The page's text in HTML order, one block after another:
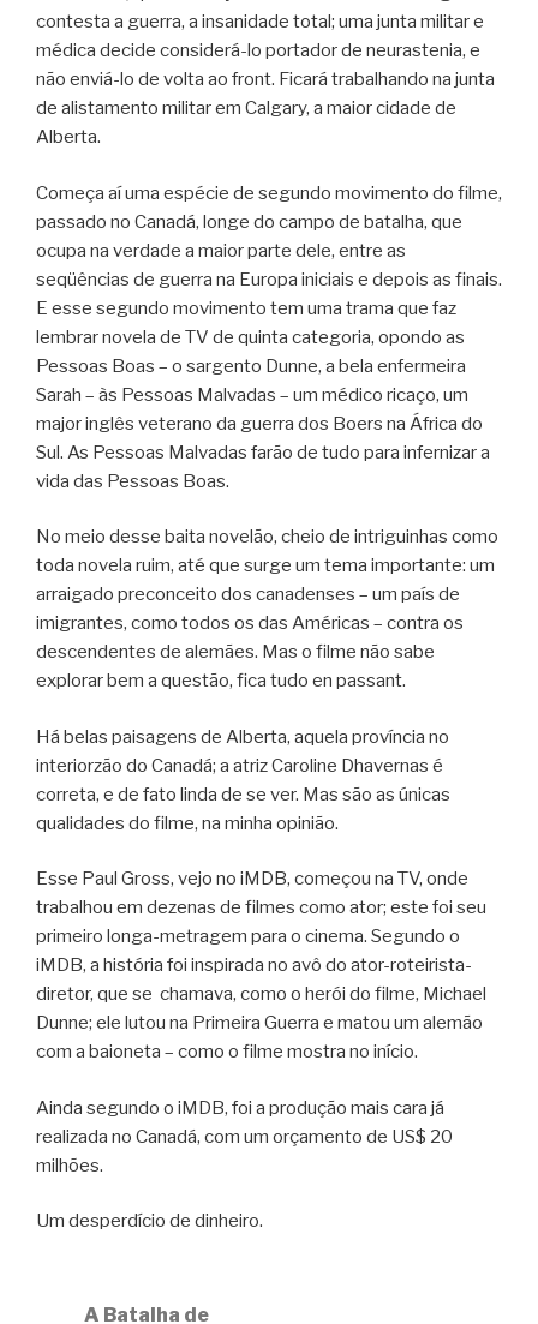
contesta a guerra, a insanidade total; uma junta militar e
médica decide considerá-lo portador de neurastenia, e
não enviá-lo de volta ao front. Ficará trabalhando na junta
de alistamento militar em Calgary, a maior cidade de
Alberta.
Começa aí uma espécie de segundo movimento do filme,
passado no Canadá, longe do campo de batalha, que
ocupa na verdade a maior parte dele, entre as
seqüências de guerra na Europa iniciais e depois as finais.
E esse segundo movimento tem uma trama que faz
lembrar novela de TV de quinta categoria, opondo as
Pessoas Boas – o sargento Dunne, a bela enfermeira
Sarah – às Pessoas Malvadas – um médico ricaço, um
major inglês veterano da guerra dos Boers na África do
Sul. As Pessoas Malvadas farão de tudo para infernizar a
vida das Pessoas Boas.
No meio desse baita novelão, cheio de intriguinhas como
toda novela ruim, até que surge um tema importante: um
arraigado preconceito dos canadenses – um país de
imigrantes, como todos os das Américas – contra os
descendentes de alemães. Mas o filme não sabe
explorar bem a questão, fica tudo en passant.
Há belas paisagens de Alberta, aquela província no
interiorzão do Canadá; a atriz Caroline Dhavernas é
correta, e de fato linda de se ver. Mas são as únicas
qualidades do filme, na minha opinião.
Esse Paul Gross, vejo no iMDB, começou na TV, onde
trabalhou em dezenas de filmes como ator; este foi seu
primeiro longa-metragem para o cinema. Segundo o
iMDB, a história foi inspirada no avô do ator-roteirista-
diretor, que se chamava, como o herói do filme, Michael
Dunne; ele lutou na Primeira Guerra e matou um alemão
com a baioneta – como o filme mostra no início.
Ainda segundo o iMDB, foi a produção mais cara já
realizada no Canadá, com um orçamento de US$ 20
milhões.
Um desperdício de dinheiro.
A Batalha de